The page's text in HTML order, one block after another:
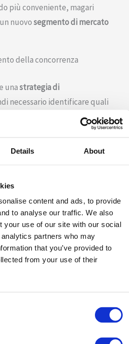
Details About
content and ads, to provide
to analyse our traffic. We also
your use of our site with our social
partners who may
that you’ve provided to
from your use of their
più conveniente, magari
nuovosegmento di mercato
della concorrenza
unastrategia di
necessario identificare quali
e quanti siano i
oltre che la loro
il processo decisionale del
molto più semplice
le strategie che coinvolgono
e come riuscire ad attuarle in
ai concorrenti per ottenere
sul mercato.
di sviluppare la tua strategia
facendo cerca di comprendere: